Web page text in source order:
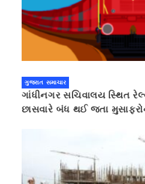
ગુજરાત સમાચાર
ગાંધીનગર સચિવાલય સ્થિત
છાસવારે બંધ થઈ જતા